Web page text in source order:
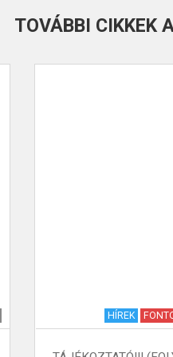
TOVÁBBI CIKKEK
HÍREK